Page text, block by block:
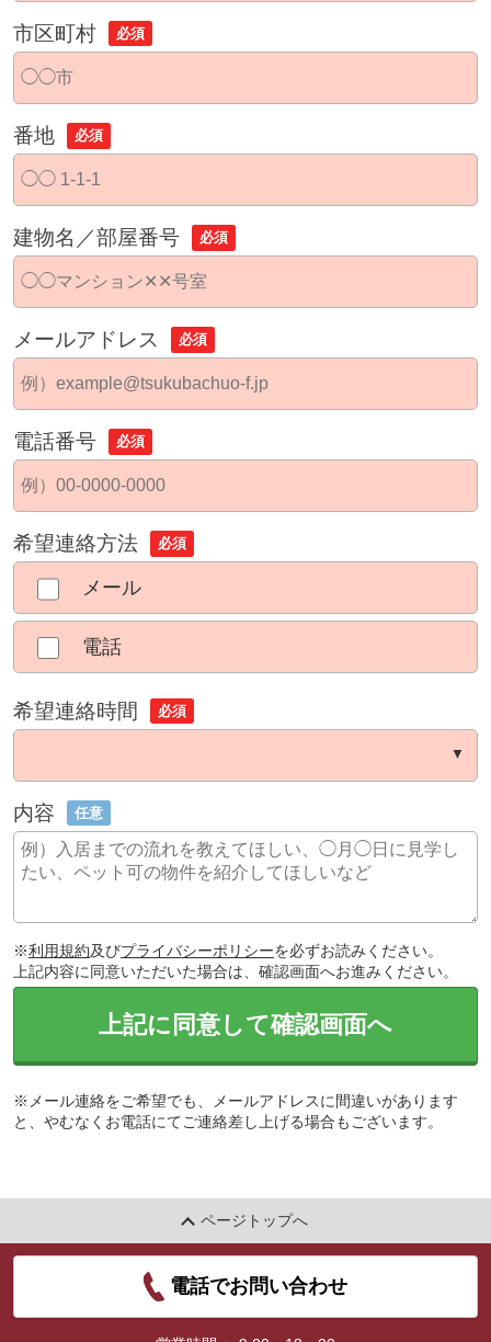
市区町村 必須
番地 必須
建物名／部屋番号 必須
メールアドレス 必須
電話番号 必須
希望連絡方法 必須
メール
電話
希望連絡時間 必須
内容 任意
※利用規約及びプライバシーポリシーを必ずお読みください。
上記内容に同意いただいた場合は、確認画面へお進みください。
上記に同意して確認画面へ
※メール連絡をご希望でも、メールアドレスに間違いがあります
と、やむなくお電話にてご連絡差し上げる場合もございます。
ページトップへ
電話でお問い合わせ